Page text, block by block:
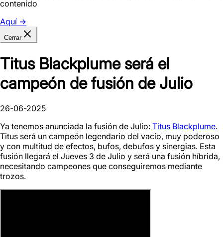
contenido
Aquí →
Cerrar
Titus Blackplume será el
campeón de fusión de Julio
26-06-2025
Ya tenemos anunciada la fusión de Julio: Titus Blackplume.
Titus será un campeón legendario del vacío, muy poderoso
y con multitud de efectos, bufos, debufos y sinergias. Esta
fusión llegará el Jueves 3 de Julio y será una fusión híbrida,
necesitando campeones que conseguiremos mediante
trozos.